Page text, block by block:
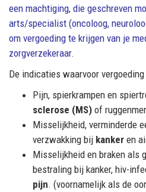
een machtiging, die geschreven
arts/specialist (oncoloog,
om vergoeding te krijgen van je
zorgverzekeraar.
De indicaties waarvoor
Pijn, spierkrampen en
sclerose (MS) of
Misselijkheid, verminderde
verzwakking bij kanker en
Misselijkheid en braken als
bestraling bij kanker, hiv-
pijn. (voornamelijk als de